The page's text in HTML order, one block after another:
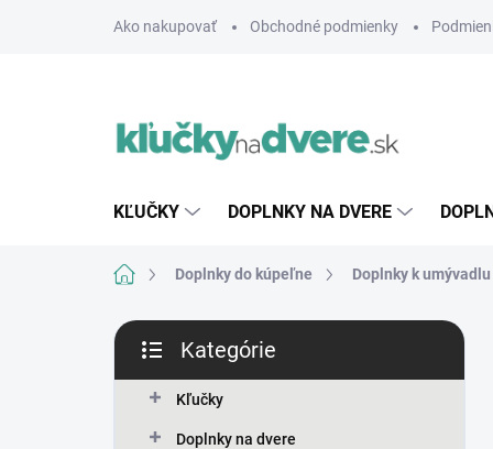
Ako nakupovať Obchodné podmienky
KĽUČKY DOPLNKY NA DVERE
DomovDoplnky do kúpeľne Doplnky k umývadlu
B
č
kategórie
Kategórie
Kľučky
Doplnky na dvere